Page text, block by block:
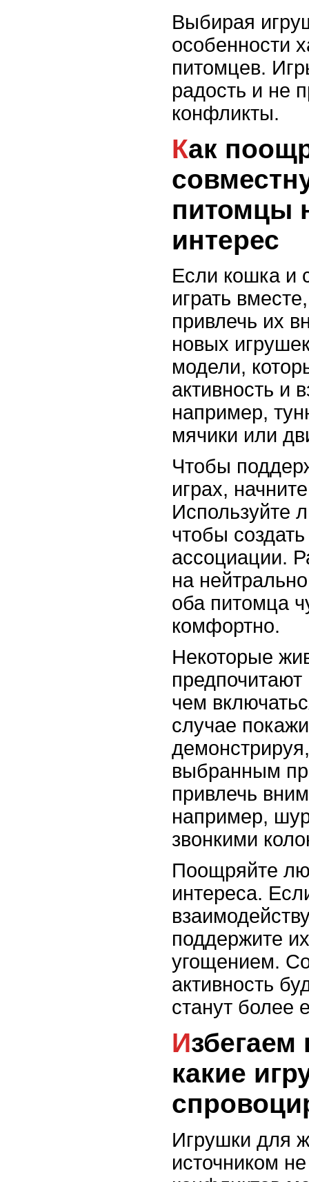
Выбирая
особенности
питомцев.
радость и не
конфликты.
Как поощрять
питомцы
интерес
Если кошка и
играть
привлечь их
новых
модели,
активность и
например,
мячики или
Чтобы
играх,
Используйте
чтобы
ассоциации.
на
оба питомца
комфортно.
Некоторые
чем
случае
выбранным
привлечь
например,
звонкими
Поощряйте
интереса.
поддержите
угощением.
активность
станут более
Избегаем конфликтов:
какие
Игрушки для
источником